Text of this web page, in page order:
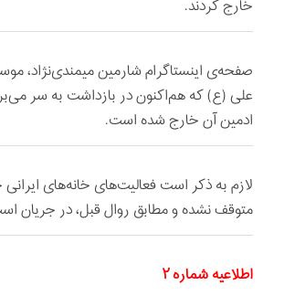
خارج کردند.
صفحه‌ی اینستاگرام شارمین میمندی‌نژاد،
علی (ع) که هم‌اکنون در بازداشت به سر
ادمین آن خارج شده است.
لازم به ذکر است فعالیت‌های خانه‌های
متوقف نشده و مطابق روال قبل، در جریان
اطلاعیه شماره ۲